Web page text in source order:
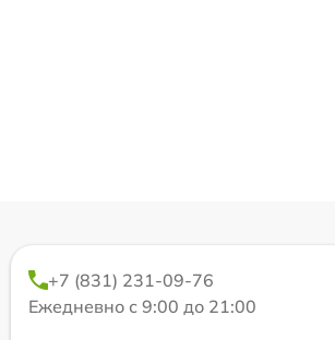
+7 (831) 231-09-76
Ежедневно с 9:00 до 21:00